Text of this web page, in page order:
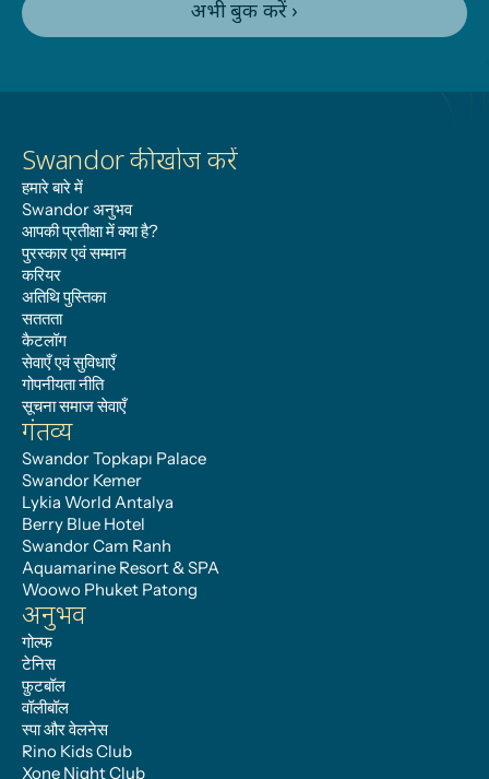
अभी बुक करें ›
Swandor की खोज करें
हमारे बारे में
Swandor अनुभव
आपकी प्रतीक्षा में क्या है?
पुरस्कार एवं सम्मान
करियर
अतिथि पुस्तिका
सततता
कैटलॉग
सेवाएँ एवं सुविधाएँ
गोपनीयता नीति
सूचना समाज सेवाएँ
गंतव्य
Swandor Topkapı Palace
Swandor Kemer
Lykia World Antalya
Berry Blue Hotel
Swandor Cam Ranh
Aquamarine Resort & SPA
Woowo Phuket Patong
अनुभव
गोल्फ
टेनिस
फ़ुटबॉल
वॉलीबॉल
स्पा और वेलनेस
Rino Kids Club
Xone Night Club